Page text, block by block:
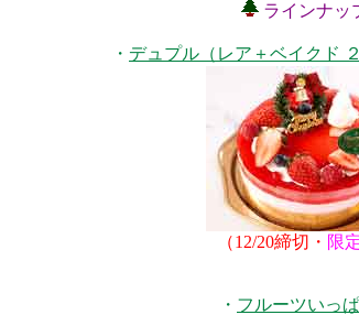
ラインナッ
・ デュプル（レア＋ベイクド
（12/20締切・ 限
・ フルーツいっ